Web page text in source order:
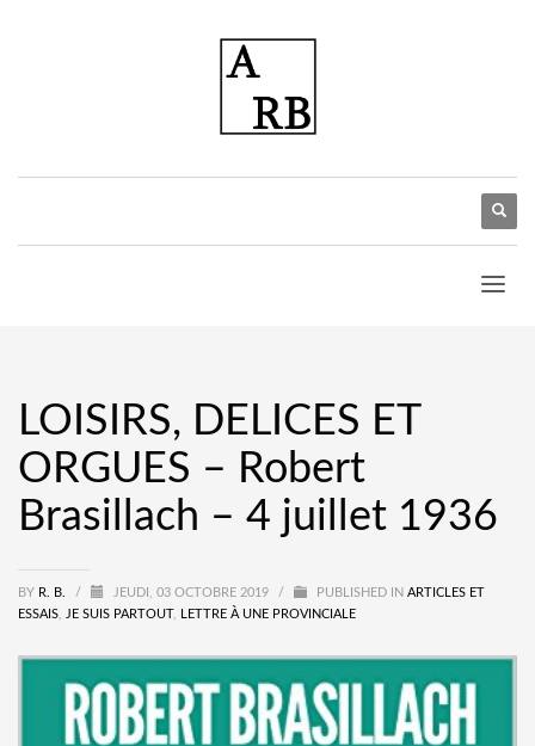
LOISIRS, DELICES ET
ORGUES – Robert
Brasillach – 4 juillet 1936
BY R. B. / JEUDI, 03 OCTOBRE 2019 / PUBLISHED IN ARTICLES ET
ESSAIS
JE SUIS PARTOUT, LETTRE À UNE PROVINCIALE